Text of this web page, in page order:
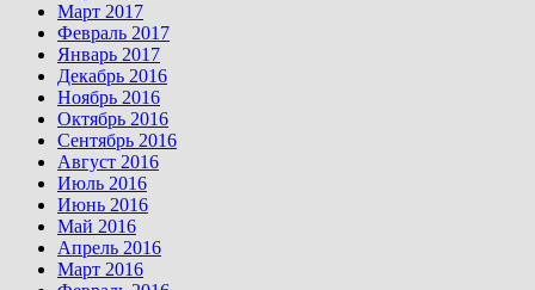
Март 2017
Февраль 2017
Январь 2017
Декабрь 2016
Ноябрь 2016
Октябрь 2016
Сентябрь 2016
Август 2016
Июль 2016
Июнь 2016
Май 2016
Апрель 2016
Март 2016